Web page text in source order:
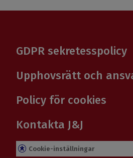
GDPR sekretesspolicy
Upphovsrätt och
Policy för cookies
Kontakta J&J
Cookie-inställningar